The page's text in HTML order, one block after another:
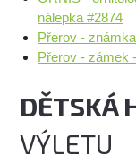
nálepka #2874
Přerov -
Přerov - zámek
DĚTSKÁ
VÝLETU